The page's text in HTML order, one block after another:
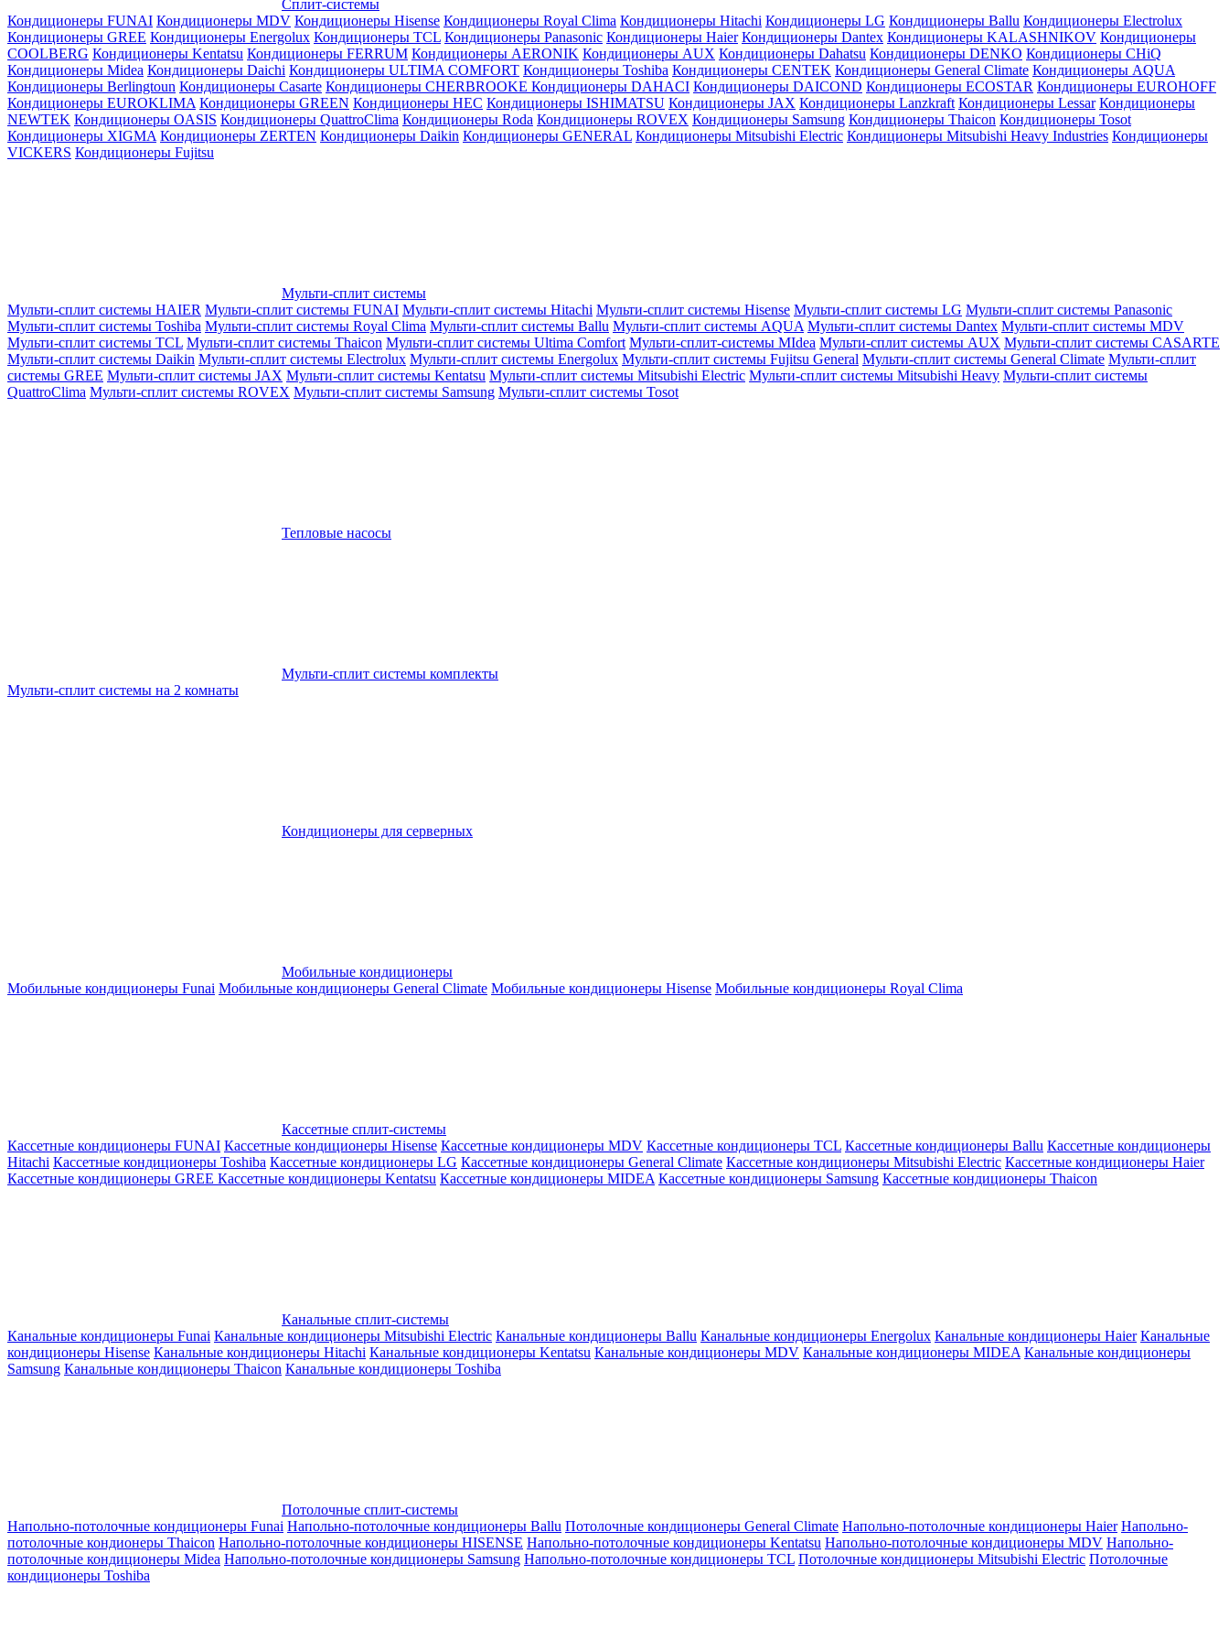
Сплит-системы
Кондиционеры FUNAI Кондиционеры MDV Кондиционеры Hisense Кондиционеры Royal Clima Кондиционеры Hitachi Кондиционеры LG Кондиционеры Ballu Кондиционеры Electrolux
Кондиционеры GREE Кондиционеры Energolux Кондиционеры TCL Кондиционеры Panasonic Кондиционеры Haier Кондиционеры Dantex Кондиционеры KALASHNIKOV Кондиционеры
СOOLBERG Кондиционеры Kentatsu Кондиционеры FERRUM Кондиционеры AERONIK Кондиционеры AUX Кондиционеры Dahatsu Кондиционеры DENKO Кондиционеры CHiQ
Кондиционеры Midea Кондиционеры Daichi Кондиционеры ULTIMA COMFORT Кондиционеры Toshiba Кондиционеры CENTEK Кондиционеры General Climate Кондиционеры AQUA
Кондиционеры Berlingtoun Кондиционеры Casarte Кондиционеры CHERBROOKE Кондиционеры DAHACI Кондиционеры DAICOND Кондиционеры ECOSTAR Кондиционеры EUROHOFF
Кондиционеры EUROKLIMA Кондиционеры GREEN Кондиционеры HEC Кондиционеры ISHIMATSU Кондиционеры JAX Кондиционеры Lanzkraft Кондиционеры Lessar Кондиционеры
NEWTEK Кондиционеры OASIS Кондиционеры QuattroClima Кондиционеры Roda Кондиционеры ROVEX Кондиционеры Samsung Кондиционеры Thaicon Кондиционеры Tosot
Кондиционеры XIGMA Кондиционеры ZERTEN Кондиционеры Daikin Кондиционеры GENERAL Кондиционеры Mitsubishi Electric Кондиционеры Mitsubishi Heavy Industries Кондиционеры
VICKERS Кондиционеры Fujitsu
Мульти-сплит системы
Мульти-сплит системы HAIER Мульти-сплит системы FUNAI Мульти-сплит системы Hitachi Мульти-сплит системы Hisense Мульти-сплит системы LG Мульти-сплит системы Panasonic
Мульти-сплит системы Toshiba Мульти-сплит системы Royal Clima Мульти-сплит системы Ballu Мульти-сплит системы AQUA Мульти-сплит системы Dantex Мульти-сплит системы MDV
Мульти-сплит системы TCL Мульти-сплит системы Thaicon Мульти-сплит системы Ultima Comfort Мульти-сплит-системы MIdea Мульти-сплит системы AUX Мульти-сплит системы CASARTE
Мульти-сплит системы Daikin Мульти-сплит системы Electrolux Мульти-сплит системы Energolux Мульти-сплит системы Fujitsu General Мульти-сплит системы General Climate Мульти-сплит
системы GREE Мульти-сплит системы JAX Мульти-сплит системы Kentatsu Мульти-сплит системы Mitsubishi Electric Мульти-сплит системы Mitsubishi Heavy Мульти-сплит системы
QuattroClima Мульти-сплит системы ROVEX Мульти-сплит системы Samsung Мульти-сплит системы Tosot
Тепловые насосы
Мульти-сплит системы комплекты
Мульти-сплит системы на 2 комнаты
Кондиционеры для серверных
Мобильные кондиционеры
Мобильные кондиционеры Funai Мобильные кондиционеры General Climate Мобильные кондиционеры Hisense Мобильные кондиционеры Royal Clima
Кассетные сплит-системы
Кассетные кондиционеры FUNAI Кассетные кондиционеры Hisense Кассетные кондиционеры MDV Кассетные кондиционеры TCL Кассетные кондиционеры Ballu Кассетные кондиционеры
Hitachi Кассетные кондиционеры Toshiba Кассетные кондиционеры LG Кассетные кондиционеры General Climate Кассетные кондиционеры Mitsubishi Electric Кассетные кондиционеры Haier
Кассетные кондиционеры GREE Кассетные кондиционеры Kentatsu Кассетные кондиционеры MIDEA Кассетные кондиционеры Samsung Кассетные кондиционеры Thaicon
Канальные сплит-системы
Канальные кондиционеры Funai Канальные кондиционеры Mitsubishi Electric Канальные кондиционеры Ballu Канальные кондиционеры Energolux Канальные кондиционеры Haier Канальные
кондиционеры Hisense Канальные кондиционеры Hitachi Канальные кондиционеры Kentatsu Канальные кондиционеры MDV Канальные кондиционеры MIDEA Канальные кондиционеры
Samsung Канальные кондиционеры Thaicon Канальные кондиционеры Toshiba
Потолочные сплит-системы
Напольно-потолочные кондиционеры Funai Напольно-потолочные кондиционеры Ballu Потолочные кондиционеры General Climate Напольно-потолочные кондиционеры Haier Напольно-
потолочные кондионеры Thaicon Напольно-потолочные кондиционеры HISENSE Напольно-потолочные кондиционеры Kentatsu Напольно-потолочные кондиционеры MDV Напольно-
потолочные кондиционеры Midea Напольно-потолочные кондиционеры Samsung Напольно-потолочные кондиционеры TCL Потолочные кондиционеры Mitsubishi Electric Потолочные
кондиционеры Toshiba